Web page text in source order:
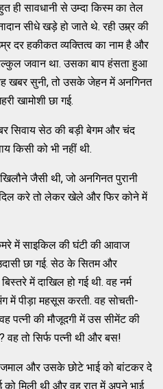
ही सावधानी से उम्दा किस्म का तेल
सीधे खड़े हो जाते थे. रही उम्र्र की
दर हकीकत व्यक्तित्व का नाम है और
जवान था. उसका बाप हंसता हुआ
खबर सुनी, तो उसके जेहन में अनगिनत
खामोशी छा गई.
सिवाय सेठ की बड़ी बेगम और चंद
किसी को भी नहीं थी.
जैसी थी, जो अनगिनत पुरानी
दिल करे तो लेकर खेले और फिर कोने में
में साइकिल की घंटी की आवाज
छा गई. सेठ के सितम और
में दाखिल हो गई थी. वह नर्म
में पीड़ा महसूस करती. वह सोचती-
पत्नी की मौजूदगी में उस सीमेंट की
वह तो सिर्फ पत्नी थी और बस!
और उसके छोटे भाई को बांटकर दे
मिली थी और वह रात में अपने भाई